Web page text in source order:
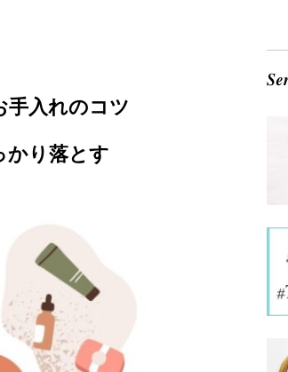
手入れのコツ
かり落とす